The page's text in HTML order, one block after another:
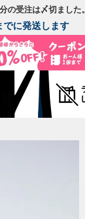
受注は〆切ました。
でに発送します